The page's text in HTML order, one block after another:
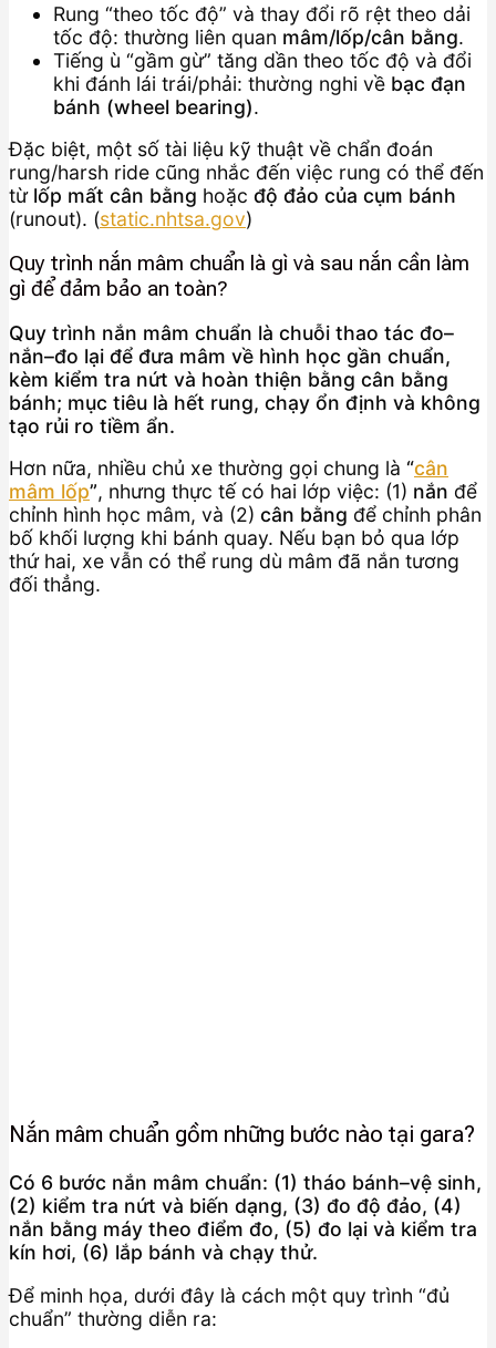
Rung “theo tốc độ” và thay đổi rõ rệt theo dải
tốc độ: thường liên quan mâm/lốp/cân bằng.
Tiếng ù “gầm gừ” tăng dần theo tốc độ và đổi
khi đánh lái trái/phải: thường nghi về bạc đạn
bánh (wheel bearing).
Đặc biệt, một số tài liệu kỹ thuật về chẩn đoán
rung/harsh ride cũng nhắc đến việc rung có thể đến
từ lốp mất cân bằng hoặc độ đảo của cụm bánh
(runout). (static.nhtsa.gov)
Quy trình nắn mâm chuẩn là gì và sau nắn cần làm
gì để đảm bảo an toàn?
Quy trình nắn mâm chuẩn là chuỗi thao tác đo–
nắn–đo lại để đưa mâm về hình học gần chuẩn,
kèm kiểm tra nứt và hoàn thiện bằng cân bằng
bánh; mục tiêu là hết rung, chạy ổn định và không
tạo rủi ro tiềm ẩn.
Hơn nữa, nhiều chủ xe thường gọi chung là “cân
mâm lốp”, nhưng thực tế có hai lớp việc: (1) nắn để
chỉnh hình học mâm, và (2) cân bằng để chỉnh phân
bố khối lượng khi bánh quay. Nếu bạn bỏ qua lớp
thứ hai, xe vẫn có thể rung dù mâm đã nắn tương
đối thẳng.
Nắn mâm chuẩn gồm những bước nào tại gara?
Có 6 bước nắn mâm chuẩn: (1) tháo bánh–vệ sinh,
(2) kiểm tra nứt và biến dạng, (3) đo độ đảo, (4)
nắn bằng máy theo điểm đo, (5) đo lại và kiểm tra
kín hơi, (6) lắp bánh và chạy thử.
Để minh họa, dưới đây là cách một quy trình “đủ
chuẩn” thường diễn ra: